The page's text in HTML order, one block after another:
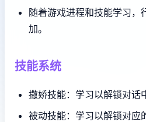
随着游戏进程和技能学习，
加。
技能系统
撒娇技能：学习以解锁对话
被动技能：学习以解锁对应